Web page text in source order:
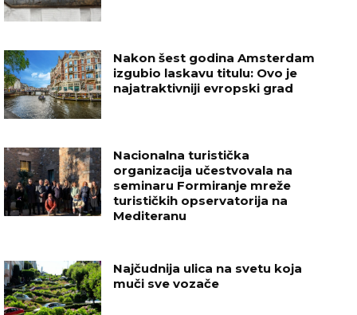
Nakon šest godina Amsterdam
izgubio laskavu titulu: Ovo je
najatraktivniji evropski grad
Nacionalna turistička
organizacija učestvovala na
seminaru Formiranje mreže
turističkih opservatorija na
Mediteranu
Najčudnija ulica na svetu koja
muči sve vozače